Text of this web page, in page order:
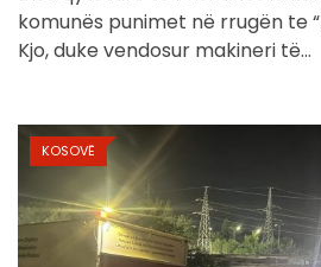
komunës punimet në rrugën te
Kjo, duke vendosur makineri të…
KOSOVË